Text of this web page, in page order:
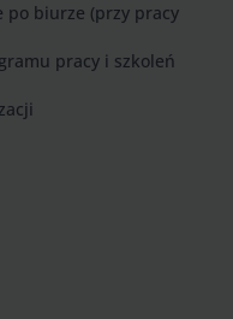
po biurze (przy pracy
pracy i szkoleń